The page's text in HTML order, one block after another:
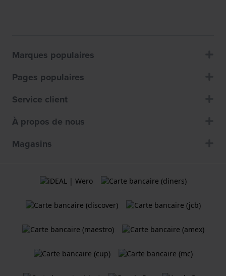
Marques populaires
Pages populaires
Service client
À propos de nous
Magasins